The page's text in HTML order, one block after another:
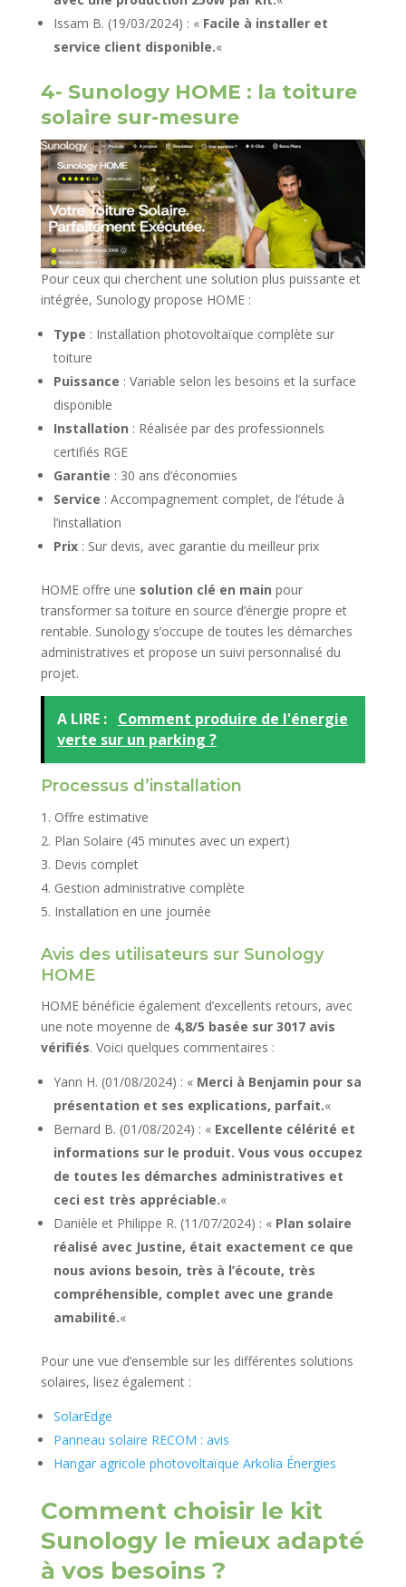
Issam B. (19/03/2024) : « Facile à installer et
service client disponible.«
4- Sunology HOME : la toiture
solaire sur-mesure
Pour ceux qui cherchent une solution plus puissante et
intégrée, Sunology propose HOME :
Type : Installation photovoltaïque complète sur
toiture
Puissance : Variable selon les besoins et la surface
disponible
Installation : Réalisée par des professionnels
certifiés RGE
Garantie : 30 ans d’économies
Service : Accompagnement complet, de l’étude à
l’installation
Prix: Sur devis, avec garantie du meilleur prix
HOME offre une solution clé en main pour
transformer sa toiture en source d’énergie propre et
rentable. Sunology s’occupe de toutes les démarches
administratives et propose un suivi personnalisé du
projet.
A LIRE : Comment produire de l'énergie
verte sur un parking ?
Processus d’installation
Offre estimative
Plan Solaire (45 minutes avec un expert)
Devis complet
Gestion administrative complète
Installation en une journée
Avis des utilisateurs sur Sunology
HOME
HOME bénéficie également d’excellents retours, avec
une note moyenne de 4,8/5 basée sur 3017 avis
vérifiés. Voici quelques commentaires :
Yann H. (01/08/2024) : « Merci à Benjamin pour sa
présentation et ses explications, parfait.«
Bernard B. (01/08/2024) : « Excellente célérité et
informations sur le produit. Vous vous occupez
de toutes les démarches administratives et
ceci est très appréciable.«
Danièle et Philippe R. (11/07/2024) : « Plan solaire
réalisé avec Justine, était exactement ce que
nous avions besoin, très à l’écoute, très
compréhensible, complet avec une grande
amabilité.«
Pour une vue d’ensemble sur les différentes solutions
solaires, lisez également :
SolarEdge
Panneau solaire RECOM : avis
Hangar agricole photovoltaïque Arkolia Énergies
Comment choisir le kit
Sunology le mieux adapté
à vos besoins ?